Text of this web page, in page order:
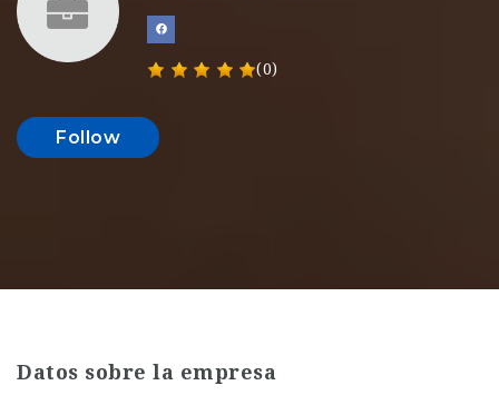
(0)
Follow
Datos sobre la empresa